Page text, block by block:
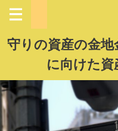
守りの資産の金
に向けた